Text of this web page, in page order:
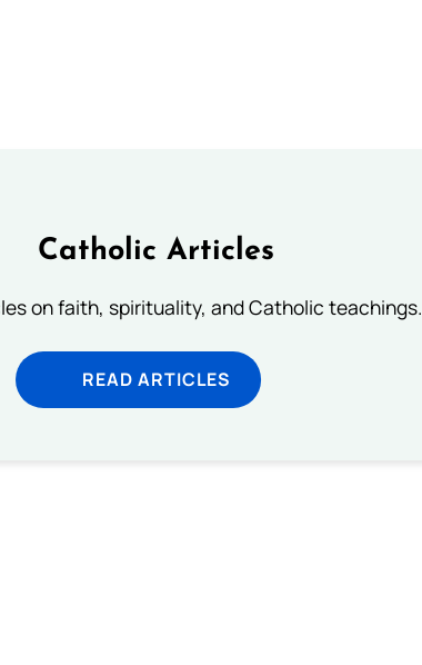
Catholic Articles
on faith, spirituality, and Catholic teachings.
READ ARTICLES